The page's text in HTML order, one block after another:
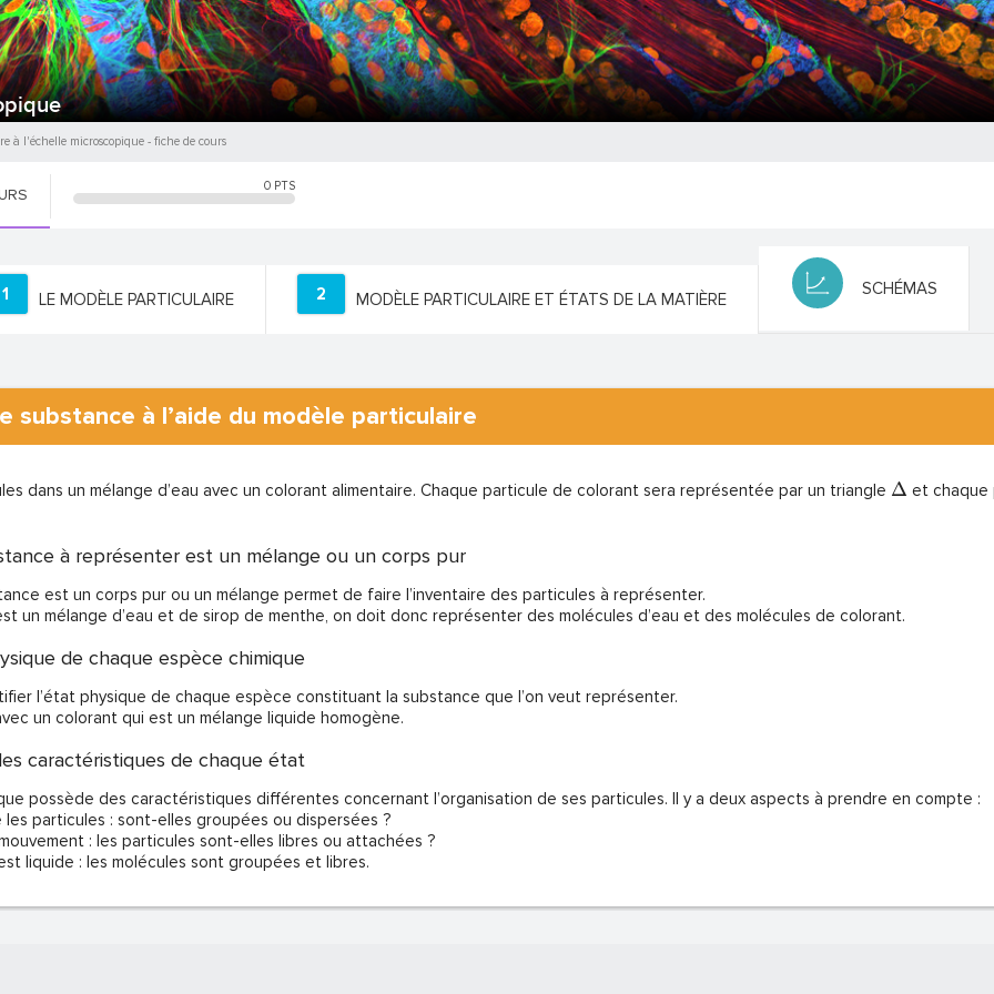
à l'échelle microscopique - fiche de cours
0 PTS
1 LE MODÈLE PARTICULAIRE 2 MODÈLE PARTICULAIRE ET ÉTATS DE LA MATIÈRE
SCHÉMAS
substance à l’aide du modèle particulaire
dans un mélange d’eau avec un colorant alimentaire. Chaque particule de colorant sera représentée par un triangle Δ et chaque
à représenter est un mélange ou un corps pur
est un corps pur ou un mélange permet de faire l’inventaire des particules à représenter.
un mélange d’eau et de sirop de menthe, on doit donc représenter des molécules d’eau et des molécules de colorant.
de chaque espèce chimique
l’état physique de chaque espèce constituant la substance que l’on veut représenter.
un colorant qui est un mélange liquide homogène.
caractéristiques de chaque état
possède des caractéristiques différentes concernant l’organisation de ses particules. Il y a deux aspects à prendre en compte :
particules : sont-elles groupées ou dispersées ?
: les particules sont-elles libres ou attachées ?
liquide : les molécules sont groupées et libres.